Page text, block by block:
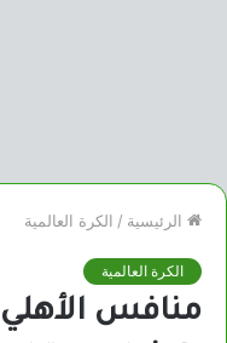
الرئيسية / الكرة العالمية
الكرة العالمية
منافس الأهلي